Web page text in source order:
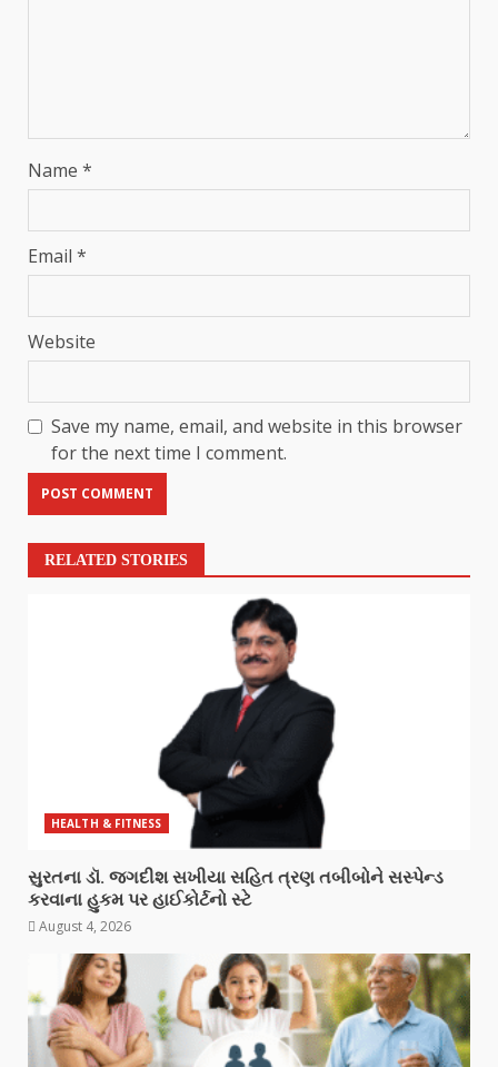
Name *
Email *
Website
Save my name, email, and website in this browser
for the next time I comment.
RELATED STORIES
HEALTH & FITNESS
સુરતના ડૉ. જગદીશ સખીયા સહિત ત્રણ તબીબોને સસ્પેન્ડ
કરવાના હુકમ પર હાઈકોર્ટનો સ્ટે
August 4, 2026